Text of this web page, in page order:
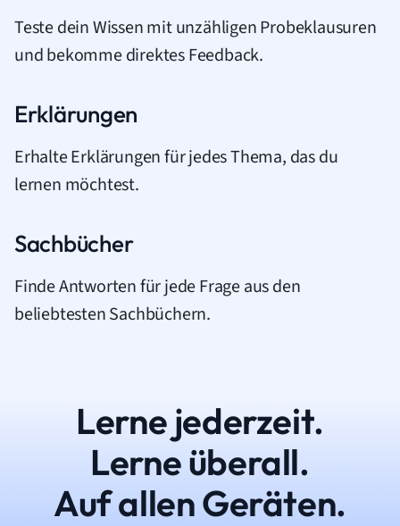
Teste dein Wissen mit unzähligen Probeklausuren
und bekomme direktes Feedback.
Erklärungen
Erhalte Erklärungen für jedes Thema, das du
lernen möchtest.
Sachbücher
Finde Antworten für jede Frage aus den
beliebtesten Sachbüchern.
Lerne jederzeit.
Lerne überall.
Auf allen Geräten.